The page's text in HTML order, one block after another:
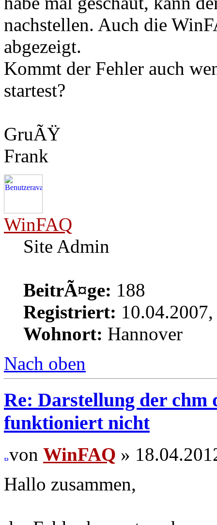
nachstellen. Auch die
abgezeigt.
Kommt der Fehler auch
startest?
GruÃŸ
Frank
WinFAQ
Site Admin
BeitrÃ¤ge: 188
Registriert:
Wohnort: Hannover
Nach oben
Re: Darstellung der chm
funktioniert nicht
von WinFAQ »
Hallo zusammen,